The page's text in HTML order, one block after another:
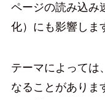
ページの読み込み
化）にも影響しま
テーマによっては
なることがありま